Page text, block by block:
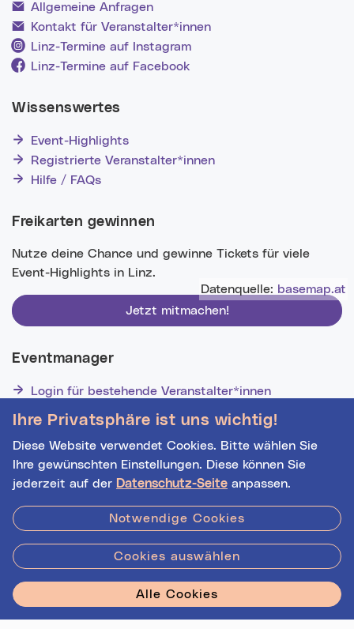
Datenquelle: basemap.at
Ihre Privatsphäre ist uns wichtig!
Diese Website verwendet Cookies. Bitte wählen Sie
Ihre gewünschten Einstellungen. Diese können Sie
jederzeit auf der Datenschutz-Seite anpassen.
Notwendige Cookies
Cookies auswählen
Alle Cookies
Allgemeine Anfragen
Kontakt für Veranstalter*innen
Linz-Termine auf Instagram
Linz-Termine auf Facebook
Wissenswertes
Event-Highlights
Registrierte Veranstalter*innen
Hilfe / FAQs
Freikarten gewinnen
Nutze deine Chance und gewinne Tickets für viele
Event-Highlights in Linz.
Jetzt mitmachen!
Eventmanager
Login für bestehende Veranstalter*innen
Veranstalter*innen!